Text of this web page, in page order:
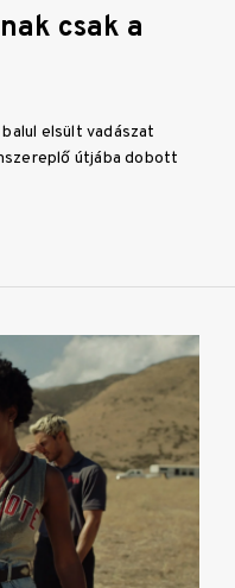
csak a
elsült vadászat
útjába dobott